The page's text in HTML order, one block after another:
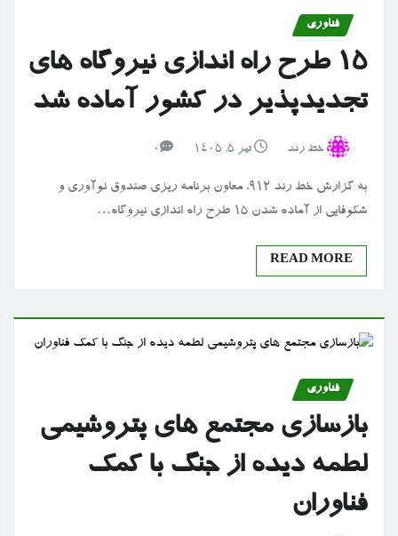
فناوری
۱۵ طرح راه اندازی نیروگاه های
تجدیدپذیر در کشور آماده شد
خط رند تیر ۵, ۱۴۰۵ 0
به گزارش خط رند 912، معاون برنامه ریزی صندوق نوآوری و
شکوفایی از آماده شدن 15 طرح راه اندازی نیروگاه…
READ MORE
فناوری
بازسازی مجتمع های پتروشیمی
لطمه دیده از جنگ با کمک
فناوران